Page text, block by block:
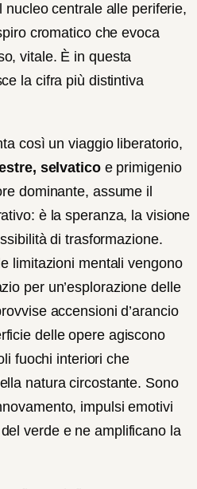
centrale alle periferie,
cromatico che evoca
vitale. È in questa
la cifra più distintiva
così un viaggio liberatorio,
selvaticoe primigenio
dominante, assume il
è la speranza, la visione
di trasformazione.
limitazioni mentali vengono
per un’esplorazione delle
accensioni d’arancio
delle opere agiscono
fuochi interiori che
natura circostante. Sono
impulsi emotivi
verde e ne amplificano la